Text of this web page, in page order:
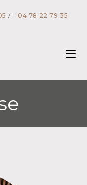
/ F 04 78 22 79 35